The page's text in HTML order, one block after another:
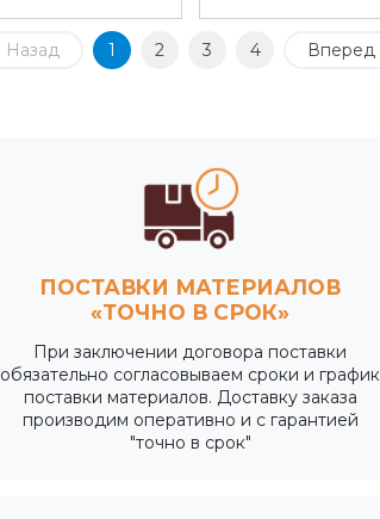
Назад 1 2 3 4 Вперед
ПОСТАВКИ МАТЕРИАЛОВ
«ТОЧНО В СРОК»
При заключении договора поставки
обязательно согласовываем сроки и график
поставки материалов. Доставку заказа
производим оперативно и с гарантией
"точно в срок"